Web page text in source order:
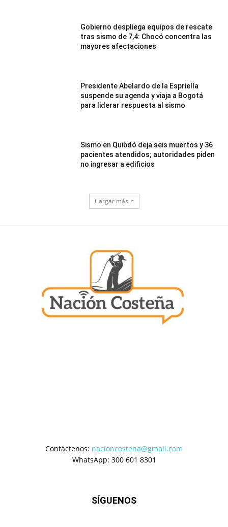
Gobierno despliega equipos de rescate
tras sismo de 7,4: Chocó concentra las
mayores afectaciones
Presidente Abelardo de la Espriella
suspende su agenda y viaja a Bogotá
para liderar respuesta al sismo
Sismo en Quibdó deja seis muertos y 36
pacientes atendidos; autoridades piden
no ingresar a edificios
Cargar más
Contáctenos: nacioncostena@gmail.com
WhatsApp: 300 601 8301
SÍGUENOS